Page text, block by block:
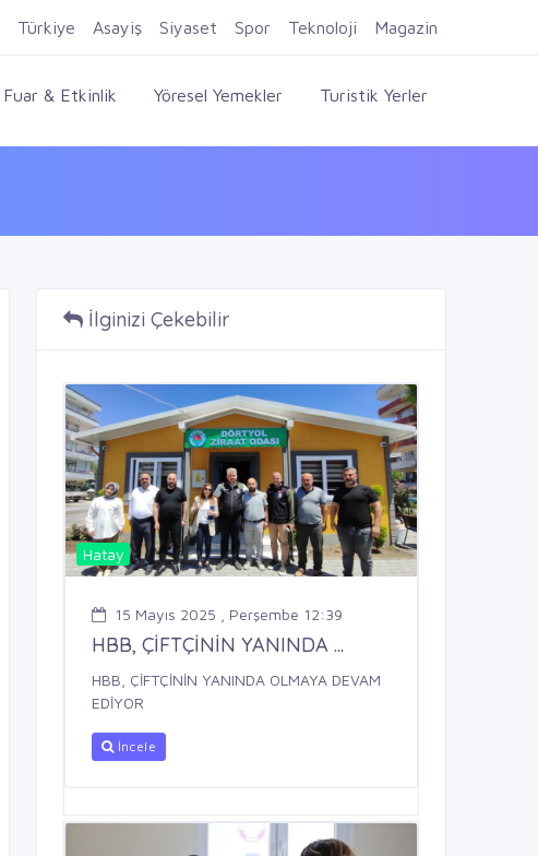
Firma Ekle Kayıt Ol Giriş Yap
Fuar & Etkinlik Yöresel Yemekler Turistik Yerler
Türkiye Asayiş Siyaset Spor Teknoloji Magazin
İlginizi Çekebilir
Hatay
15 Mayıs 2025 , Perşembe 12:39
HBB, ÇİFTÇİNİN YANINDA ...
HBB, ÇİFTÇİNİN YANINDA OLMAYA DEVAM
EDİYOR
İncele